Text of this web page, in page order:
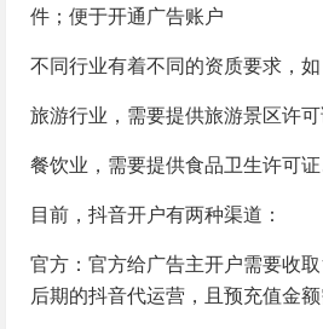
件；便于开通广告账户
不同行业有着不同的资质要求，如
旅游行业，需要提供旅游景区许可
餐饮业，需要提供食品卫生许可
目前，抖音开户有两种渠道：
官方：官方给广告主开户需要收
后期的抖音代运营，且预充值金额